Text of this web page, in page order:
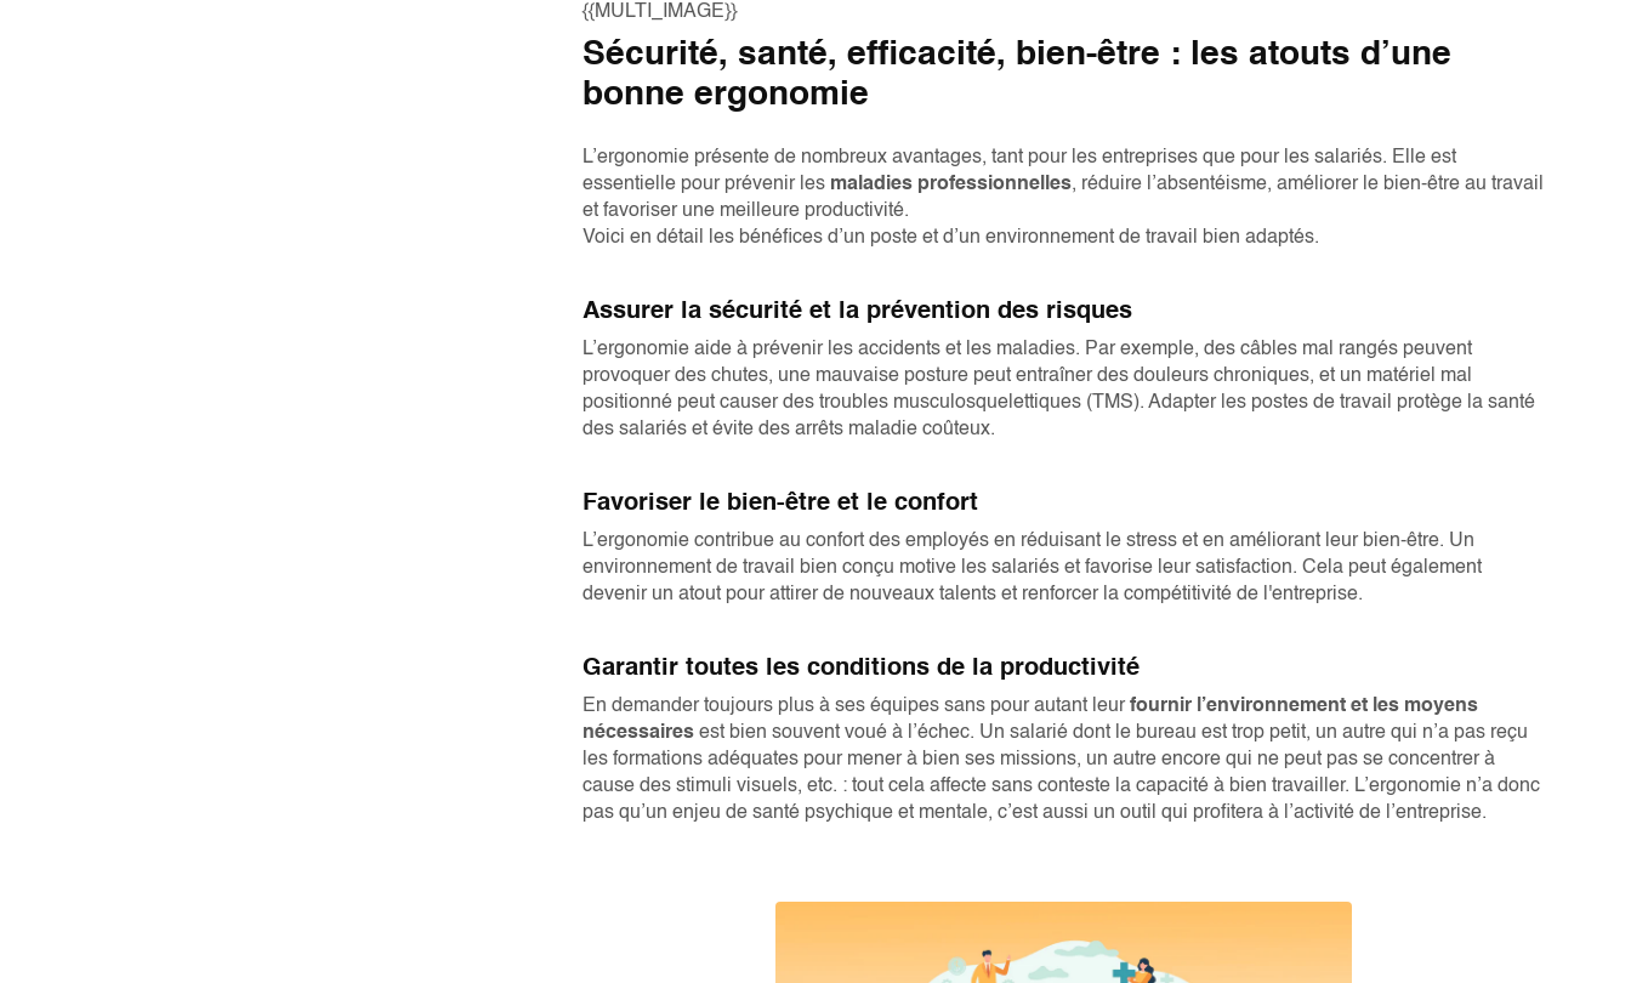
{{MULTI_IMAGE}}
Sécurité, santé, efficacité, bien-être : les atouts d’une
bonne ergonomie
L’ergonomie présente de nombreux avantages, tant pour les entreprises que pour les salariés. Elle est
essentielle pour prévenir les maladies professionnelles, réduire l’absentéisme, améliorer le bien-être au travail
et favoriser une meilleure productivité.
Voici en détail les bénéfices d’un poste et d’un environnement de travail bien adaptés.
Assurer la sécurité et la prévention des risques
L’ergonomie aide à prévenir les accidents et les maladies. Par exemple, des câbles mal rangés peuvent
provoquer des chutes, une mauvaise posture peut entraîner des douleurs chroniques, et un matériel mal
positionné peut causer des troubles musculosquelettiques (TMS). Adapter les postes de travail protège la santé
des salariés et évite des arrêts maladie coûteux.
Favoriser le bien-être et le confort
L’ergonomie contribue au confort des employés en réduisant le stress et en améliorant leur bien-être. Un
environnement de travail bien conçu motive les salariés et favorise leur satisfaction. Cela peut également
devenir un atout pour attirer de nouveaux talents et renforcer la compétitivité de l'entreprise.
Garantir toutes les conditions de la productivité
En demander toujours plus à ses équipes sans pour autant leurfournir l’environnement et les moyens
nécessaires est bien souvent voué à l’échec. Un salarié dont le bureau est trop petit, un autre qui n’a pas reçu
les formations adéquates pour mener à bien ses missions, un autre encore qui ne peut pas se concentrer à
cause des stimuli visuels, etc. : tout cela affecte sans conteste la capacité à bien travailler. L’ergonomie n’a donc
pas qu’un enjeu de santé psychique et mentale, c’est aussi un outil qui profitera à l’activité de l’entreprise.